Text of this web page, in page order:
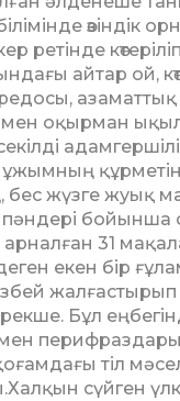
ретінде
айтар ой,
оқырман
жүзге жуық
пән­дері
31
екен бір
Бұл
тіл
сүйген